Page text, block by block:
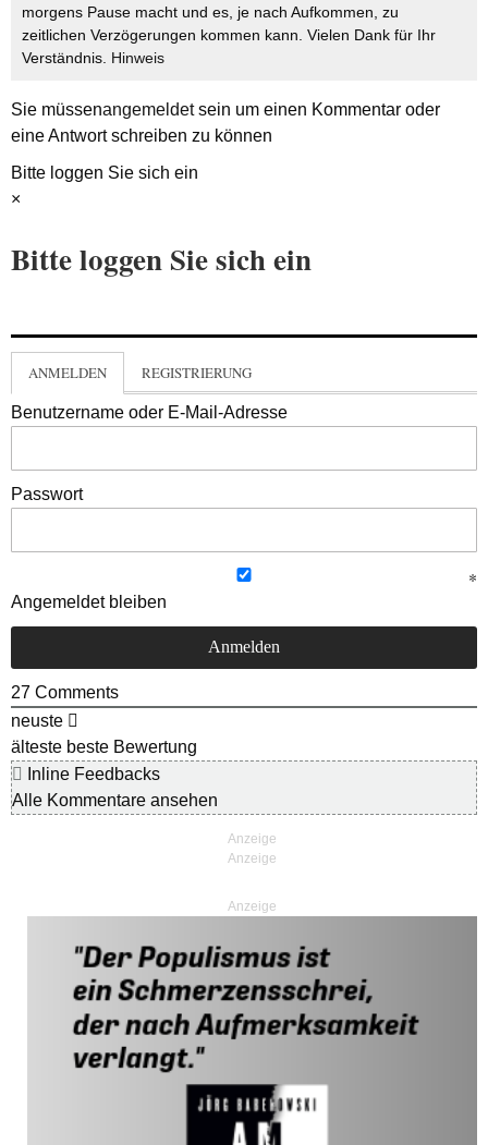
morgens Pause macht und es, je nach Aufkommen, zu
zeitlichen Verzögerungen kommen kann. Vielen Dank für Ihr
Verständnis. Hinweis
Sie müssenangemeldetsein um einen Kommentar oder
eine Antwort schreiben zu können
Bitte loggen Sie sich ein
×
Bitte loggen Sie sich ein
ANMELDEN REGISTRIERUNG
Benutzername oder E-Mail-Adresse
Passwort
Angemeldet bleiben
27 Comments
neuste
älteste beste Bewertung
Inline Feedbacks
Alle Kommentare ansehen
Anzeige